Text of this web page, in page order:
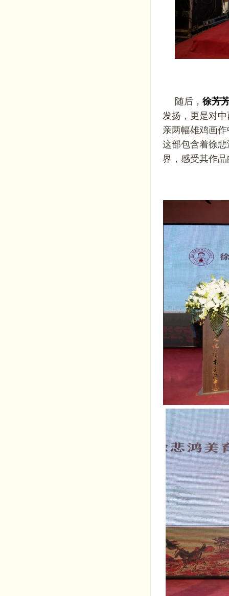
随后， 徐芳
发扬，更是对
亲两幅雄鸡画
这部包含着徐
界，感受其作